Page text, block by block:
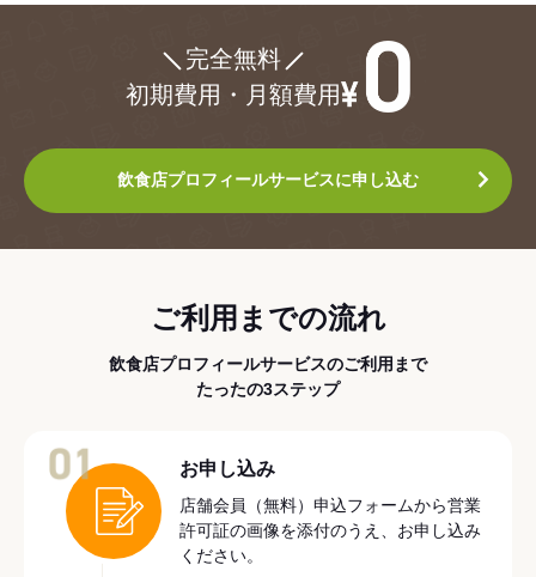
完全無料
初期費用・月額費用
飲食店プロフィールサービスに申し込む
ご利用までの流れ
飲食店プロフィールサービスのご利用まで
たったの3ステップ
お申し込み
店舗会員（無料）申込フォームから営業
許可証の画像を添付のうえ、お申し込み
ください。